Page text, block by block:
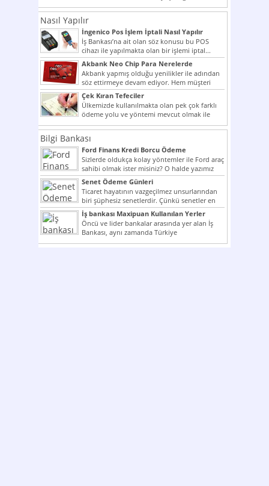
dahi son derece zor olmak...
Nasıl Yapılır
İngenico Pos İşlem İptali Nasıl Yapılır
İş Bankası’na ait olan söz konusu bu POS
cihazı ile yapılmakta olan bir işlemi iptal...
Akbank Neo Chip Para Nerelerde
Kullanılır?
Akbank yapmış olduğu yenilikler ile adından
söz ettirmeye devam ediyor. Hem müşteri
potansiyelini arttırmak hem...
Çek Kıran Tefeciler
Ülkemizde kullanılmakta olan pek çok farklı
ödeme yolu ve yöntemi mevcut olmak ile
beraber bunlar...
Bilgi Bankası
Ford Finans Kredi Borcu Ödeme
Sizlerde oldukça kolay yöntemler ile Ford araç
sahibi olmak ister misiniz? O halde yazımız
ilginizi...
Senet Ödeme Günleri
Ticaret hayatının vazgeçilmez unsurlarından
biri şüphesiz senetlerdir. Çünkü senetler en
çok kullanılan ödeme araçlarıdır. Taksitler...
İş bankası Maxipuan Kullanılan Yerler
Öncü ve lider bankalar arasında yer alan İş
Bankası, aynı zamanda Türkiye
Cumhuriyeti’nin ilk milli...